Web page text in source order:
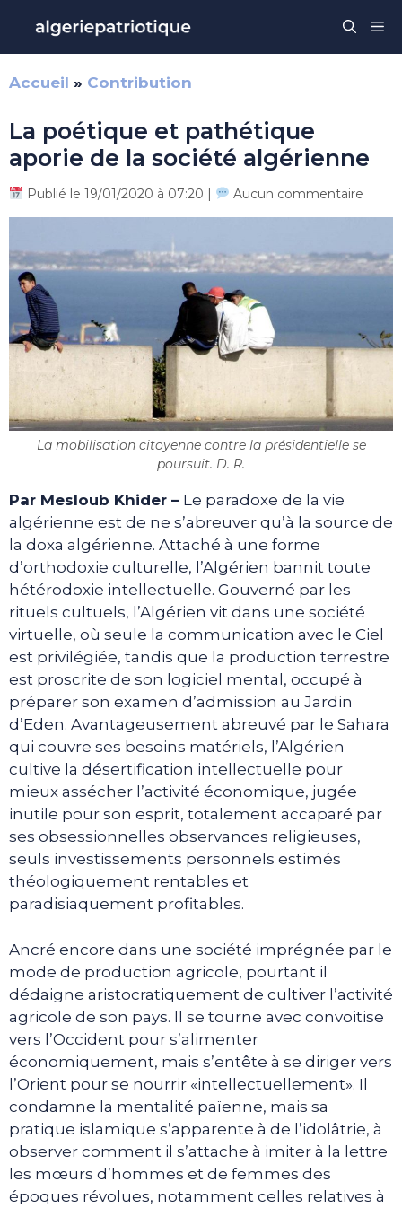
contenu
Accueil » Contribution
La poétique et pathétique
aporie de la société algérienne
Publié le 19/01/2020 à 07:20 | Aucun commentaire
La mobilisation citoyenne contre la présidentielle se
poursuit. D. R.
Par Mesloub Khider – Le paradoxe de la vie
algérienne est de ne s’abreuver qu’à la source de
la doxa algérienne. Attaché à une forme
d’orthodoxie culturelle, l’Algérien bannit toute
hétérodoxie intellectuelle. Gouverné par les
rituels cultuels, l’Algérien vit dans une société
virtuelle, où seule la communication avec le Ciel
est privilégiée, tandis que la production terrestre
est proscrite de son logiciel mental, occupé à
préparer son examen d’admission au Jardin
d’Eden. Avantageusement abreuvé par le Sahara
qui couvre ses besoins matériels, l’Algérien
cultive la désertification intellectuelle pour
mieux assécher l’activité économique, jugée
inutile pour son esprit, totalement accaparé par
ses obsessionnelles observances religieuses,
seuls investissements personnels estimés
théologiquement rentables et
paradisiaquement profitables.
Ancré encore dans une société imprégnée par le
mode de production agricole, pourtant il
dédaigne aristocratiquement de cultiver l’activité
agricole de son pays. Il se tourne avec convoitise
vers l’Occident pour s’alimenter
économiquement, mais s’entête à se diriger vers
l’Orient pour se nourrir «intellectuellement». Il
condamne la mentalité païenne, mais sa
pratique islamique s’apparente à de l’idolâtrie, à
observer comment il s’attache à imiter à la lettre
les mœurs d’hommes et de femmes des
époques révolues, notamment celles relatives à